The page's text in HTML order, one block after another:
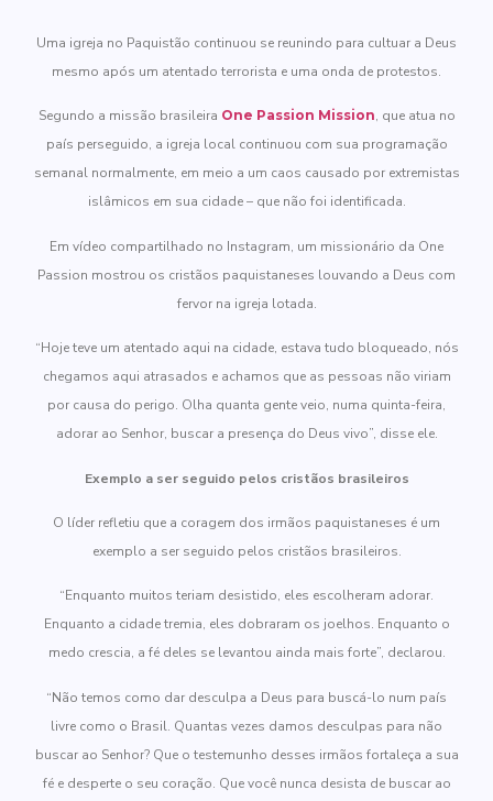
Uma igreja no Paquistão continuou se reunindo para cultuar a Deus
mesmo após um atentado terrorista e uma onda de protestos.
Segundo a missão brasileira One Passion Mission, que atua no
país perseguido, a igreja local continuou com sua programação
semanal normalmente, em meio a um caos causado por extremistas
islâmicos em sua cidade – que não foi identificada.
Em vídeo compartilhado no Instagram, um missionário da One
Passion mostrou os cristãos paquistaneses louvando a Deus com
fervor na igreja lotada.
“Hoje teve um atentado aqui na cidade, estava tudo bloqueado, nós
chegamos aqui atrasados e achamos que as pessoas não viriam
por causa do perigo. Olha quanta gente veio, numa quinta-feira,
adorar ao Senhor, buscar a presença do Deus vivo”, disse ele.
Exemplo a ser seguido pelos cristãos brasileiros
O líder refletiu que a coragem dos irmãos paquistaneses é um
exemplo a ser seguido pelos cristãos brasileiros.
“Enquanto muitos teriam desistido, eles escolheram adorar.
Enquanto a cidade tremia, eles dobraram os joelhos. Enquanto o
medo crescia, a fé deles se levantou ainda mais forte”, declarou.
“Não temos como dar desculpa a Deus para buscá-lo num país
livre como o Brasil. Quantas vezes damos desculpas para não
buscar ao Senhor? Que o testemunho desses irmãos fortaleça a sua
fé e desperte o seu coração. Que você nunca desista de buscar ao